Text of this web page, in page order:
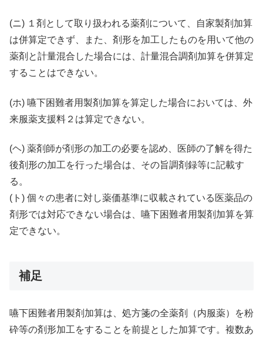
(ニ) １剤として取り扱われる薬剤について、自家製剤加算
は併算定できず、また、剤形を加工したものを用いて他の
薬剤と計量混合した場合には、計量混合調剤加算を併算定
することはできない。
(ホ) 嚥下困難者用製剤加算を算定した場合においては、外
来服薬支援料２は算定できない。
(ヘ) 薬剤師が剤形の加工の必要を認め、医師の了解を得た
後剤形の加工を行った場合は、その旨調剤録等に記載す
る。
(ト) 個々の患者に対し薬価基準に収載されている医薬品の
剤形では対応できない場合は、嚥下困難者用製剤加算を算
定できない。
補足
嚥下困難者用製剤加算は、処方箋の全薬剤（内服薬）を粉
砕等の剤形加工をすることを前提とした加算です。複数あ